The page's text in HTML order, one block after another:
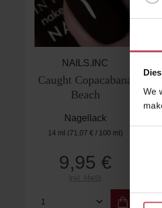
We
NAILS.INC
Caught Copacabana
Beach
Nagellack
14 ml (71,07 € / 100 ml)
Regulärer Preis:
9,95 €
Inkl. MwSt
Produkt Anzahl: